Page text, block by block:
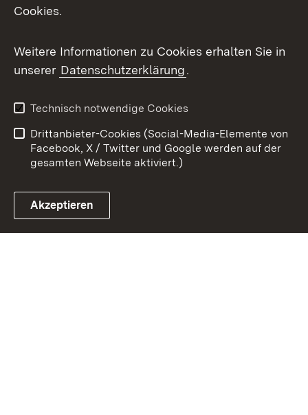
Youtube
Link zum Landesportal
Kontakt
Datenschutz
Barrierefreiheit
Impressum
Cookies
Cookies.
Weitere Informationen zu Cookies erhalten Sie in
unserer Datenschutzerklärung.
Technisch notwendige Cookies
Drittanbieter-Cookies (Social-Media-Elemente von
Facebook, X / Twitter und Google werden auf der
gesamten Webseite aktiviert.)
Akzeptieren